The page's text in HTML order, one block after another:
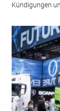
Kündigungen